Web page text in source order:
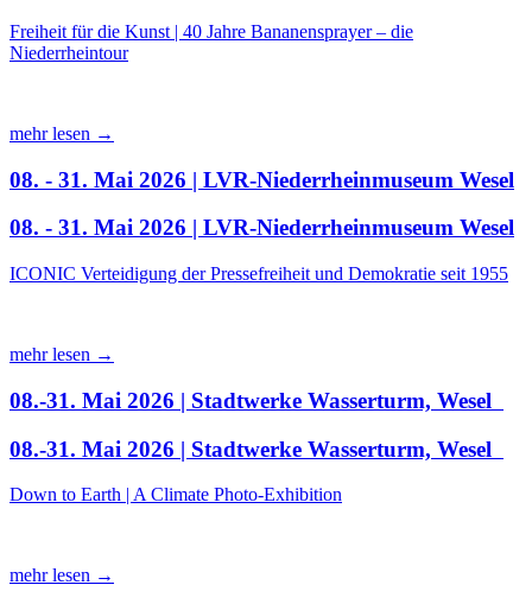
Freiheit für die Kunst | 40 Jahre Bananensprayer – die
Niederrheintour
mehr lesen →
08. - 31. Mai 2026 | LVR-Niederrheinmuseum Wesel
08. - 31. Mai 2026 | LVR-Niederrheinmuseum Wesel
ICONIC Verteidigung der Pressefreiheit und Demokratie seit 1955
mehr lesen →
08.-31. Mai 2026 | Stadtwerke Wasserturm, Wesel
08.-31. Mai 2026 | Stadtwerke Wasserturm, Wesel
Down to Earth | A Climate Photo-Exhibition
mehr lesen →